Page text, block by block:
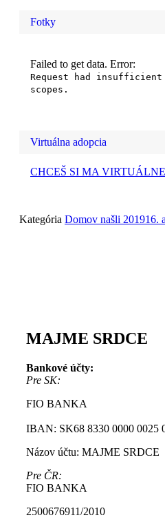
Fotky
Failed to get data. Error:
Request had
scopes.
Virtuálna adopcia
CHCEŠ SI MA
Kategória Domov našli 201916.
MAJME SRDCE
Bankové účty:
Pre SK:
FIO BANKA
IBAN: SK68 8330 0000 0025
Názov účtu: MAJME SRDCE
Pre ČR:
FIO BANKA
2500676911/2010